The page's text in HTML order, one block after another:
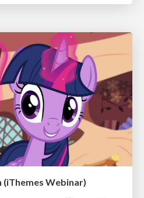
(iThemes Webinar)